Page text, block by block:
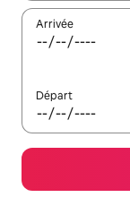
Arrivée
Départ